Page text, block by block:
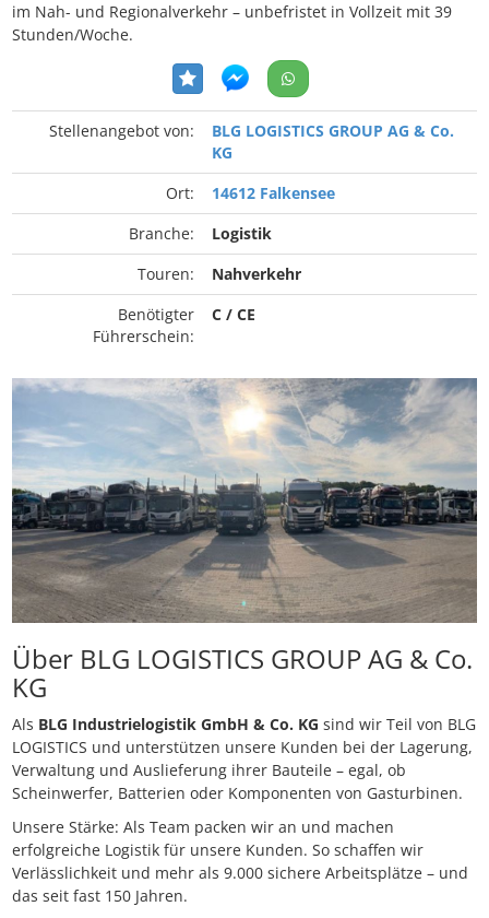
im Nah- und Regionalverkehr – unbefristet in Vollzeit mit 39
Stunden/Woche.
Stellenangebot von:
BLG LOGISTICS GROUP AG & Co.
KG
Ort:
14612 Falkensee
Branche:
Logistik
Touren:
Nahverkehr
Benötigter
Führerschein:
C / CE
Über BLG LOGISTICS GROUP AG & Co.
KG
Als BLG Industrielogistik GmbH & Co. KG sind wir Teil von BLG
LOGISTICS und unterstützen unsere Kunden bei der Lagerung,
Verwaltung und Auslieferung ihrer Bauteile – egal, ob
Scheinwerfer, Batterien oder Komponenten von Gasturbinen.
Unsere Stärke: Als Team packen wir an und machen
erfolgreiche Logistik für unsere Kunden. So schaffen wir
Verlässlichkeit und mehr als 9.000 sichere Arbeitsplätze – und
das seit fast 150 Jahren.